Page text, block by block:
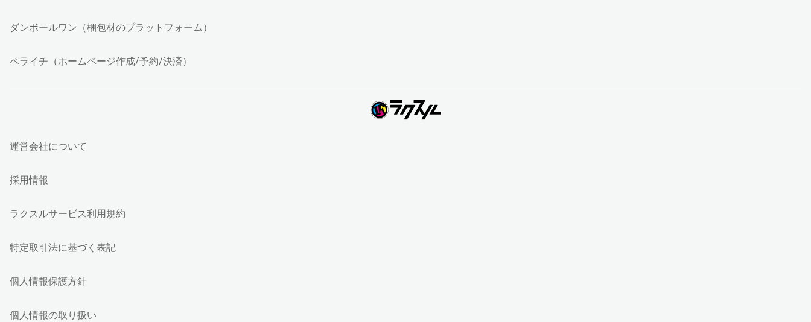
ダンボールワン（梱包材のプラットフォーム）
ペライチ（ホームページ作成/予約/決済）
運営会社について
採用情報
ラクスルサービス利用規約
特定取引法に基づく表記
個人情報保護方針
個人情報の取り扱い